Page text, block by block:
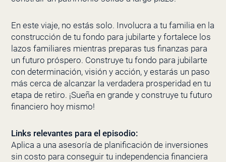
En este viaje, no estás solo. Involucra a tu familia en la
construcción de tu fondo para jubilarte y fortalece los
lazos familiares mientras preparas tus finanzas para
un futuro próspero. Construye tu fondo para jubilarte
con determinación, visión y acción, y estarás un paso
más cerca de alcanzar la verdadera prosperidad en tu
etapa de retiro. ¡Sueña en grande y construye tu futuro
financiero hoy mismo!
Links relevantes para el episodio:
Aplica a una asesoría de planificación de inversiones
sin costo para conseguir tu independencia financiera